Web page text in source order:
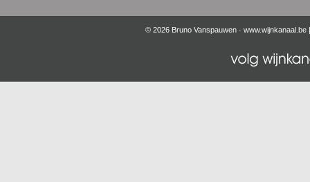
© 2026 Bruno Vanspauwen · www.wijnkanaal.be